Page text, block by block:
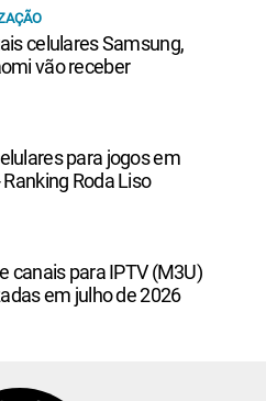
celulares Samsung,
vão receber
para jogos em
Roda Liso
canais para IPTV (M3U)
em julho de 2026